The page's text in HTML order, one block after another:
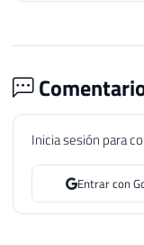
Inicia sesión para
Entrar con